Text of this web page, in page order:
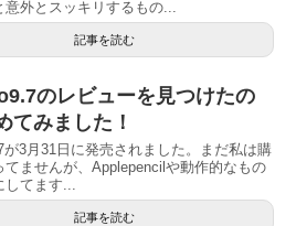
意外とスッキリするもの...
記事を読む
のレビューを見つけたの
てみました！
が3月31日に発売されました。まだ私は購
てませんが、Applepencilや動作的なもの
てます...
記事を読む